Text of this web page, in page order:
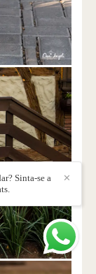
✕
Sinta-se a